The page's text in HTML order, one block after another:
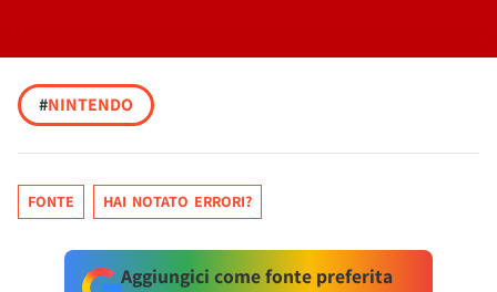
#NINTENDO
FONTE HAI NOTATO ERRORI?
Aggiungici come fonte preferita